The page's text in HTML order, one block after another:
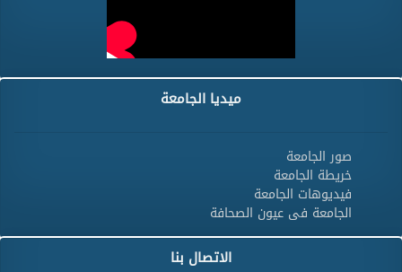
ميديا الجامعة
صور الجامعة
خريطة الجامعة
فيديوهات الجامعة
الجامعة فى عيون الصحافة
الاتصال بنا